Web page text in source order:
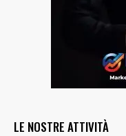
LE NOSTRE ATTIVITÀ